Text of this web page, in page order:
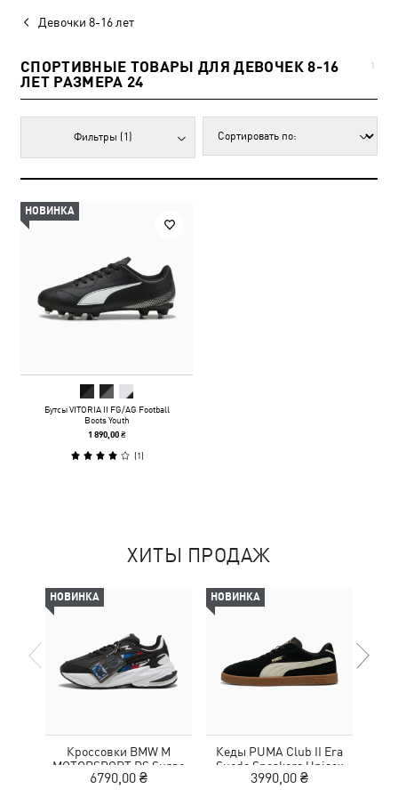
Девочки 8-16 лет
СПОРТИВНЫЕ ТОВАРЫ ДЛЯ ДЕВОЧЕК 8-16
ЛЕТ РАЗМЕРА 24
1
Фильтры (1)
НОВИНКА
Бутсы VITORIA II FG/AG Football
Boots Youth
1 890,00 ₴
(1)
ХИТЫ ПРОДАЖ
НОВИНКА
Кроссовки BMW M
MOTORSPORT RS Surge
Sneakers Unisex
6790,00 ₴
НОВИНКА
Кеды PUMA Club II Era
Suede Sneakers Unisex
3990,00 ₴